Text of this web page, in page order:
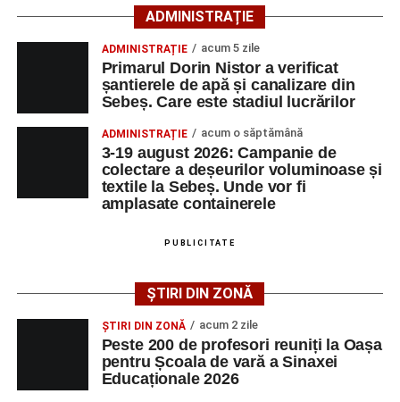
Lista publicată de AJOFM Alba include, pe lângă
denumirea posturilor vacante din Săsciori, și datele de
contact ale angajatorilor, precum numere de telefon și
adrese de e-mail, pentru ca persoanele interesate să
poată solicita detalii despre condițiile de angajare,
programul de lucru și procesul de recrutare.
Mai jos puteți consulta lista completă a locurilor de
muncă disponibile în comuna Săsciori la data de 4
AGENT OCUPAŢIA
NR.
NR.
Technology Srl
OPERATOR LA
MASINI-UNELTE
1 0752826367
ADMINISTRAȚIE
ADMINISTRAȚIE acum 5 zile
Primarul Dorin Nistor a verificat
șantierele de apă și canalizare din
Sebeș. Care este stadiul lucrărilor
ADMINISTRAȚIE acum o săptămână
3-19 august 2026: Campanie de
colectare a deșeurilor voluminoase și
textile la Sebeș. Unde vor fi
amplasate containerele
PUBLICITATE
ȘTIRI DIN ZONĂ
ȘTIRI DIN ZONĂ acum 2 zile
Peste 200 de profesori reuniți la Oașa
pentru Școala de vară a Sinaxei
Educaționale 2026